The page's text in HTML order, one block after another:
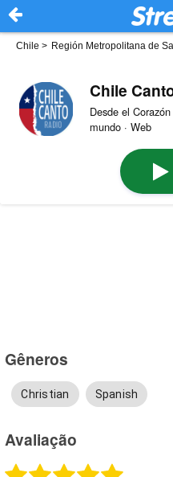
Chile > Región Metropolitana de
Chile
Desde el
mundo · Web
Gêneros
Christian Spanish
Avaliação